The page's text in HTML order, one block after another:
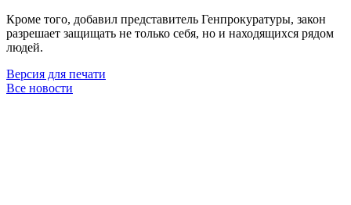
Кроме того, добавил представитель Генпрокуратуры, закон
разрешает защищать не только себя, но и находящихся рядом
людей.
Версия для печати
Все новости